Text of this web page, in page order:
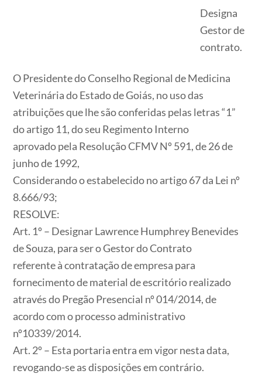
Designa
Gestor de
contrato.
O Presidente do Conselho Regional de Medicina
Veterinária do Estado de Goiás, no uso das
atribuições que lhe são conferidas pelas letras “1”
do artigo 11, do seu Regimento Interno
aprovado pela Resolução CFMV Nº 591, de 26 de
junho de 1992,
Considerando o estabelecido no artigo 67 da Lei nº
8.666/93;
RESOLVE:
Art. 1º – Designar Lawrence Humphrey Benevides
de Souza, para ser o Gestor do Contrato
referente à contratação de empresa para
fornecimento de material de escritório realizado
através do Pregão Presencial nº 014/2014, de
acordo com o processo administrativo
nº10339/2014.
Art. 2º – Esta portaria entra em vigor nesta data,
revogando-se as disposições em contrário.